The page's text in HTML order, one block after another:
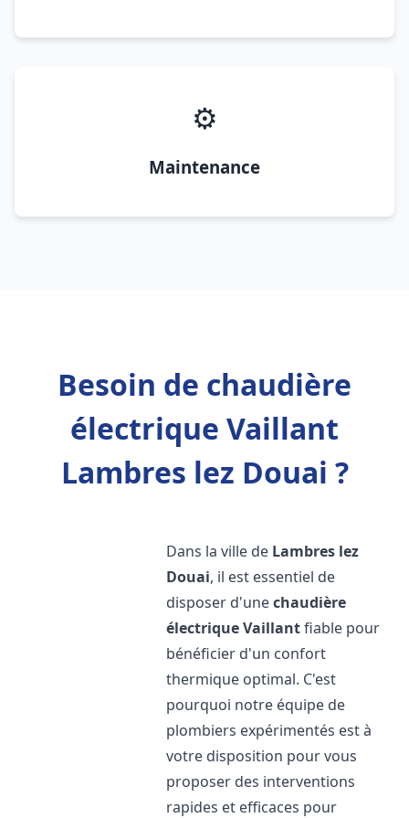
⚙️
Maintenance
Besoin de chaudière
électrique Vaillant
Lambres lez Douai ?
Dans la ville de Lambres lez
Douai, il est essentiel de
disposer d'unechaudière
électrique Vaillantfiable pour
bénéficier d'un confort
thermique optimal. C'est
pourquoi notre équipe de
plombiers expérimentés est à
votre disposition pour vous
proposer des interventions
rapides et efficaces pour